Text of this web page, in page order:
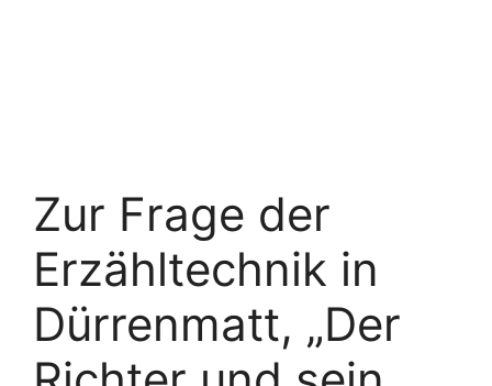
Zur Frage der
Erzähltechnik in
Dürrenmatt, „Der